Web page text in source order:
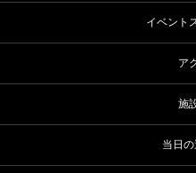
イベント
ア
施
当日